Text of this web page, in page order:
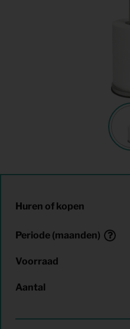
Huren of kopen
Periode (maanden)
Voorraad
Aantal